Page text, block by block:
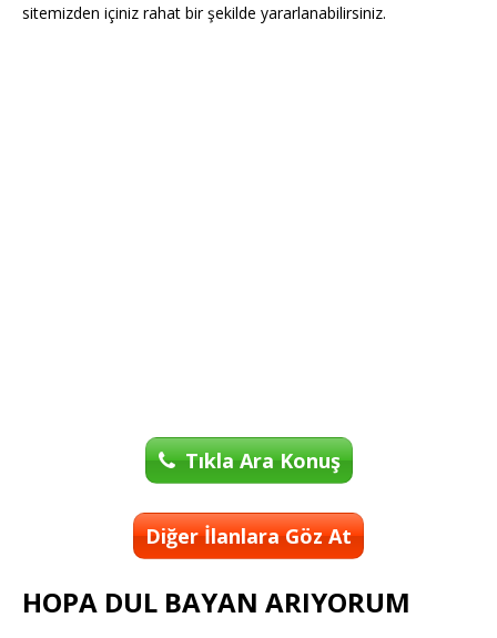
sitemizden içiniz rahat bir şekilde yararlanabilirsiniz.
Tıkla Ara Konuş
Diğer İlanlara Göz At
HOPA DUL BAYAN ARIYORUM